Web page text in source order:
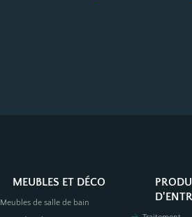
MEUBLES ET DÉCO
Meubles de salle de bain